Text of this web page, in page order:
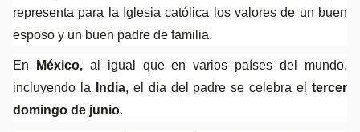
representa para la Iglesia católica los valores de un buen
esposo y un buen padre de familia.
En México, al igual que en varios países del mundo,
incluyendo la
India, el día del padre se celebra el tercer
domingo de junio.